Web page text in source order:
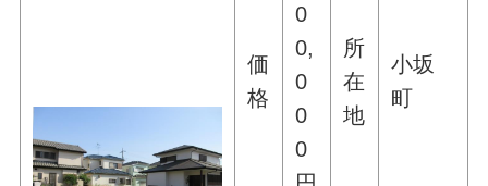
価
格
0
0,
0
0
0
所
在
地
小坂
町